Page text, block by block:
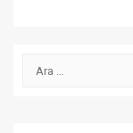
Arama: